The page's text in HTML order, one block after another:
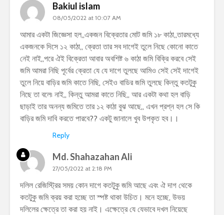
Bakiul islam
08/05/2022 at 10:07 AM
আমার একটা জিজ্ঞেসা হল,,একজন বিক্রেতার মোট জমি ১৮ কাঠা,,তারমধ্যে
একজনকে দিসে ১২ কাঠা,, ক্রেতা তার সব দাগেই তুলে নিছে কোনো কাতে
নেই নাই,,পরে ঐই বিক্রেতা আবার অবশিষ্ট ৬ কাঠা জমি বিক্রি করবে সেই
জমি আমরা নিছি পূর্বের ক্রেতা যে যে দাগে তুলছে আমিও সেই সেই দাগেই
তুলে নিয়ে বাড়ির জমি কাতে নিছি, সেইও বাডির জমি তুলছে কিন্তু কতটুকু
নিছে তা বলে৷ নাই,, কিন্তু আমরা কাতে নিছি,, আর একটা কথা হল বাড়ি
ছাড়াই তার অনন্য জমিতে তার ১২ কাঠা বুঝ আছে,, এখন প্রশ্ন হল সে কি
বাড়ির জমি দাবি করতে পারবে?? একটু জানালে খুব উপকৃত হব।।
Reply
Md. Shahazahan Ali
27/05/2022 at 2:18 PM
দলিল রেজিস্ট্রির সময় কোন দাগে কতটুকু জমি আছে এবং ঐ দাগ থেকে
কতটুকু জমি ক্রয় করা হচ্ছে তা স্পষ্ট থাকা উচিত। মনে হচ্ছে, উভয়
দলিলের ক্ষেত্রে তা করা হয় নাই। এক্ষেত্রে যে যেভাবে দখল নিয়েছে